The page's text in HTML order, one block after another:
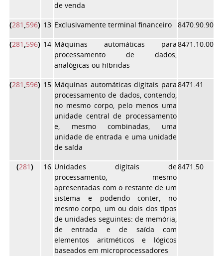
de venda
(281 ,596) 13 Exclusivamente terminal financeiro 8470.90.90
(281 ,596) 14 Máquinas automáticas para
processamento de dados,
analógicas ou híbridas
8471.10.00
(281 ,596) 15 Máquinas automáticas digitais para
processamento de dados, contendo,
no mesmo corpo, pelo menos uma
unidade central de processamento
e, mesmo combinadas, uma
unidade de entrada e uma unidade
de saída
8471.41
(281) 16 Unidades digitais de
processamento, mesmo
apresentadas com o restante de um
sistema e podendo conter, no
mesmo corpo, um ou dois dos tipos
de unidades seguintes: de memória,
de entrada e de saída com
elementos aritméticos e lógicos
baseados em microprocessadores
8471.50